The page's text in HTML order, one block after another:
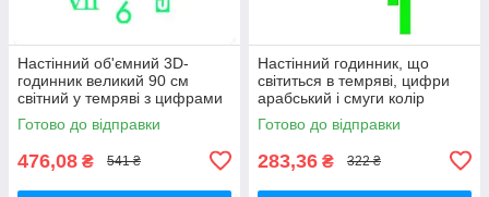
Настінний об'ємний 3D-
годинник великий 90 см
світний у темряві з цифрами
колір салатовий, зроби сам
Готово до відправки
476,08 ₴ 541 ₴
Настінний годинник, що
світиться в темряві, цифри
арабський і смуги колір
салатовий diy зроби сам 40
см
Готово до відправки
283,36 ₴ 322 ₴